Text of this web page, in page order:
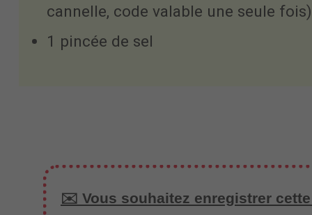
cannelle, code valable une seule fois)
1 pincée de sel
✉️ Vous souhaitez enregistrer